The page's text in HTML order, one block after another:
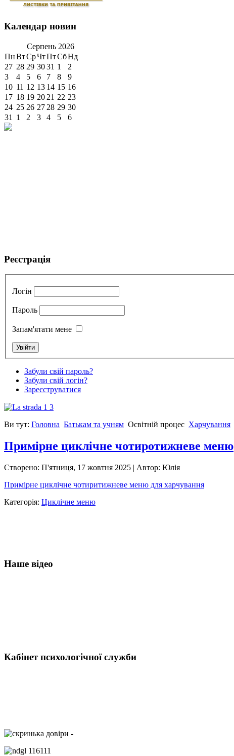
Календар новин
Серпень 2026
ПнВтСрЧтПтСбНд
27 28 29 3031 1
2
3
4 5 6 7 8
9
10 11 12 13 14 15 16
17 18 19 20 21 22 23
24 25 26 27 28 29 30
31
1 2 3 4 5 6
Реєстрація
Логін
Пароль
Запам'ятати мене
Забули свій пароль?
Забули свій логін?
Зареєструватися
Ви тут: Головна Батькам та учням Освітній процес Харчування
Примірне циклічне чотиротижневе меню
Створено: П'ятниця, 17 жовтня 2025 | Автор: Юлія
Примірне циклічне чотиритижневе меню для харчування
Категорія: Циклічне меню
Наше відео
Кабінет психологічної служби